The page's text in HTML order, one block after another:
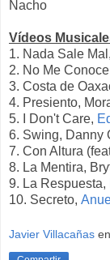
Nacho
Vídeos
1. Nada Sale
2. No Me
3. Costa de
4. Presiento,
5. I Don't Care,
6. Swing, Danny
7. Con Altura
8. La Mentira,
9. La Respuesta,
10. Secreto,
Javier Villacañas en